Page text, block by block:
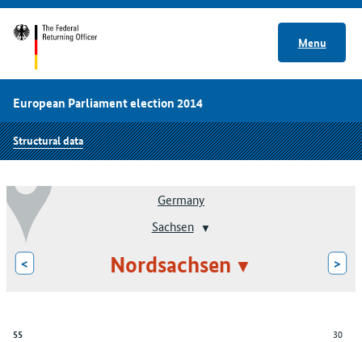
Menu
European Parliament election 2014
Structural data
Germany
Sachsen
< Nordsachsen >
55 30